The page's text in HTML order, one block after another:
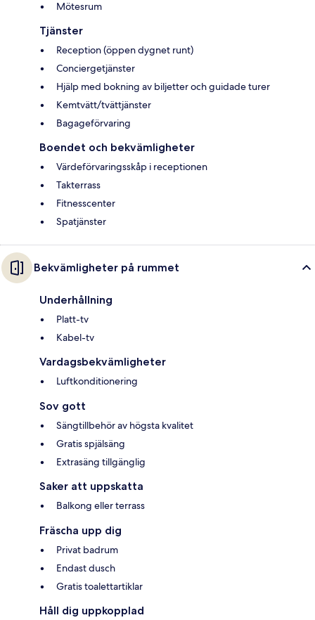
Mötesrum
Tjänster
Reception (öppen dygnet runt)
Conciergetjänster
Hjälp med bokning av biljetter och guidade turer
Kemtvätt/tvättjänster
Bagageförvaring
Boendet och bekvämligheter
Värdeförvaringsskåp i receptionen
Takterrass
Fitnesscenter
Spatjänster
Bekvämligheter på rummet
Underhållning
Platt-tv
Kabel-tv
Vardagsbekvämligheter
Luftkonditionering
Sov gott
Sängtillbehör av högsta kvalitet
Gratis spjälsäng
Extrasäng tillgänglig
Saker att uppskatta
Balkong eller terrass
Fräscha upp dig
Privat badrum
Endast dusch
Gratis toalettartiklar
Håll dig uppkopplad